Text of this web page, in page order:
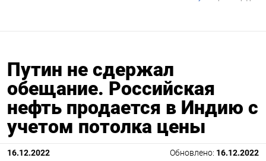
Путин не сдержал
обещание. Российская
нефть продается в Индию с
учетом потолка цены
16.12.2022 Обновлено: 16.12.2022